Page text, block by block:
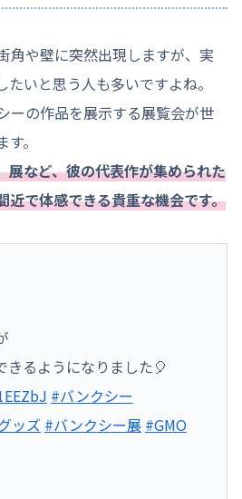
角や壁に突然出現しますが、実
いと思う人も多いですよね。
ーの作品を展示する展覧会が世
。
など、彼の代表作が集められた
近で体感できる貴重な機会です。
きるようになりました🎈
#バンクシー
ッズ #バンクシー展 #GMO